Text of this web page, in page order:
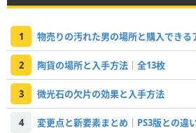
1 物売りの汚れた男の場所と購入できる
2 陶貨の場所と入手方法｜全13枚
3 微光石の欠片の効果と入手方法
4 変更点と新要素まとめ｜PS3版との違